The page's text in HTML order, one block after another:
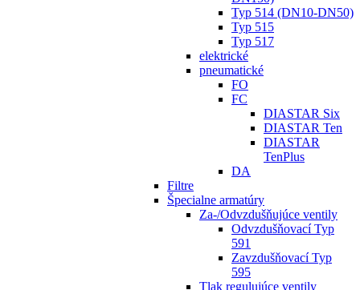
Typ 514 (DN10-DN50)
Typ 515
Typ 517
elektrické
pneumatické
FO
FC
DIASTAR Six
DIASTAR Ten
DIASTAR
TenPlus
DA
Filtre
Špecialne armatúry
Za-/Odvzdušňujúce ventily
Odvzdušňovací Typ
591
Zavzdušňovací Typ
595
Tlak regulujúce ventily